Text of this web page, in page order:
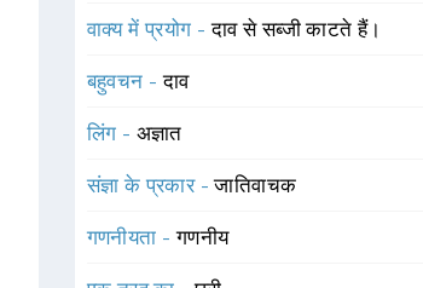
वाक्य में प्रयोग -दाव से सब्जी काटते हैं।
बहुवचन -दाव
लिंग - अज्ञात
संज्ञा के प्रकार -जातिवाचक
गणनीयता -गणनीय